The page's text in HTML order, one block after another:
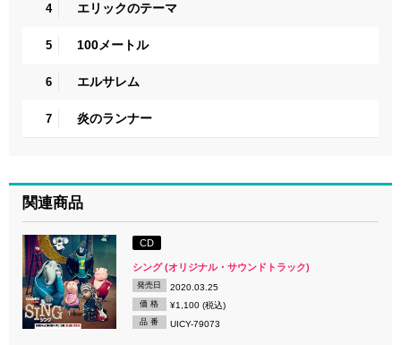
4 エリックのテーマ
5 100メートル
6 エルサレム
7 炎のランナー
関連商品
CD
シング (オリジナル・サウンドトラック)
発売日 2020.03.25
価 格 ¥1,100 (税込)
品 番 UICY-79073